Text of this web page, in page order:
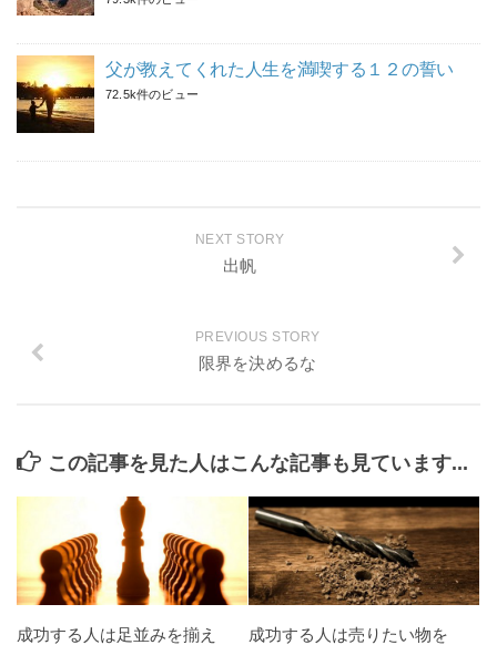
父が教えてくれた人生を満喫する１２の誓い
72.5k件のビュー
NEXT STORY
出帆
PREVIOUS STORY
限界を決めるな
この記事を見た人はこんな記事も見ています...
成功する人は足並みを揃え
成功する人は売りたい物を